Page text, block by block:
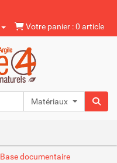
Votre panier : 0 article
Matériaux naturels
Base documentaire